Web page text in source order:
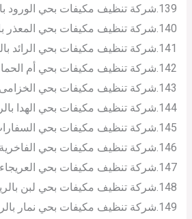
139.شركة تنظيف مكيفات بحي الورود بالرياض
140.شركة تنظيف مكيفات بحي المعذر بالرياض
141.شركة تنظيف مكيفات بحي الرائد بالرياض
142.شركة تنظيف مكيفات بحي أم الحمام بالرياض
143.شركة تنظيف مكيفات بحي الخزامى بالرياض
144.شركة تنظيف مكيفات بحي الهدا بالرياض
145.شركة تنظيف مكيفات بحي السفارات بالرياض
146.شركة تنظيف مكيفات بحي الفاخرية بالرياض
147.شركة تنظيف مكيفات بحي العريجاء بالرياض
148.شركة تنظيف مكيفات بحي لبن بالرياض
149.شركة تنظيف مكيفات بحي نمار بالرياض